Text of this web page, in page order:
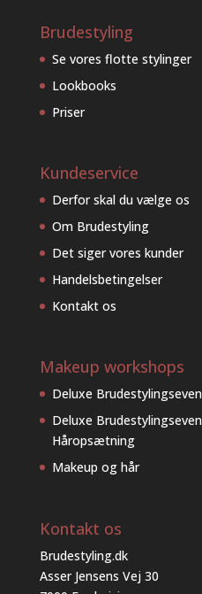
Brudestyling
Se vores flotte stylinger
Lookbooks
Priser
Kundeservice
Derfor skal du vælge os
Om Brudestyling
Det siger vores kunder
Handelsbetingelser
Kontakt os
Makeup workshops
Deluxe
Deluxe
Håropsætning
Makeup og hår
Kontakt os
Brudestyling.dk
Asser Jensens Vej 30